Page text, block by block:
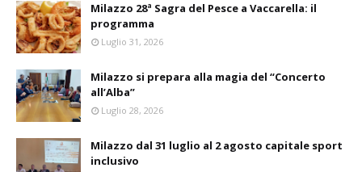
Milazzo 28ª Sagra del Pesce a Vaccarella: il
programma
Luglio 31, 2026
Milazzo si prepara alla magia del “Concerto
all’Alba”
Luglio 28, 2026
Milazzo dal 31 luglio al 2 agosto capitale sport
inclusivo